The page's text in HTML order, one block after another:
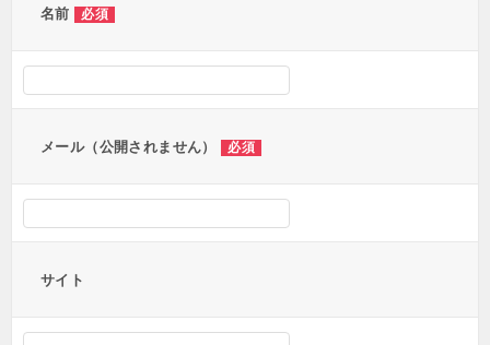
名前 必須
メール（公開されません） 必須
サイト